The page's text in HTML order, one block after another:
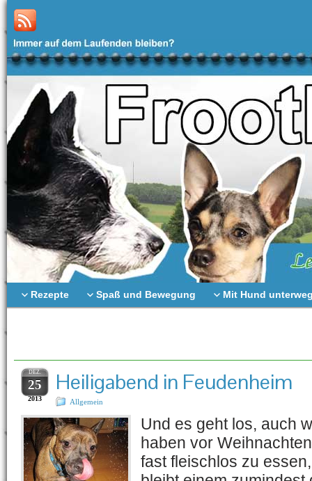
Rezepte Spaß und Bewegung Mit Hund
DEZ.
25
2013
Heiligabend in Feudenheim
Allgemein
Und es geht los, auch
haben vor
fast fleischlos zu